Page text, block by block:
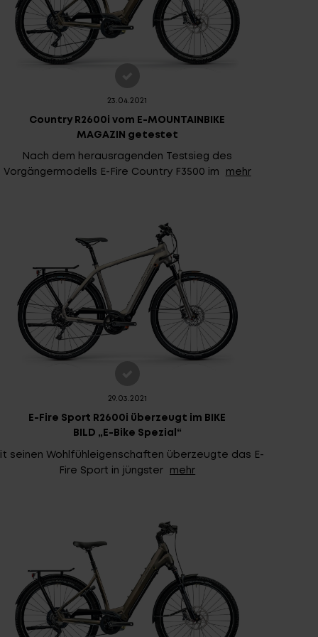
FINDE DEIN E-BIKE
23.04.2021
Country R2600i vom E-MOUNTAINBIKE
MAGAZIN getestet
Nach dem herausragenden Testsieg des
Vorgängermodells E-Fire Country F3500 im
mehr
29.03.2021
E-Fire Sport R2600i überzeugt im BIKE
BILD „E-Bike Spezial“
seinen Wohlfühleigenschaften überzeugte das E-
Fire Sport in jüngster
mehr